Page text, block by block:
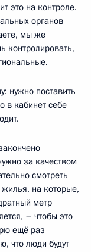
это на контроле.
органов
мы же
контролировать,
нужно поставить
в кабинет себе
за качеством
смотреть
на которые,
метр
– чтобы это
ещё раз
что люди будут